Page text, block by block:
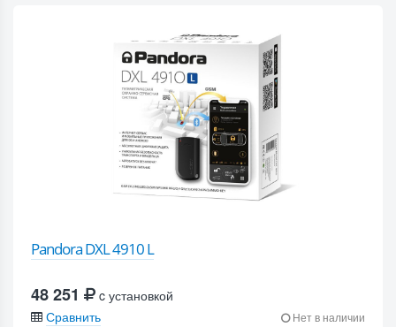
Pandora DXL 4910 L
48 251
c установкой
Сравнить
Нет в наличии